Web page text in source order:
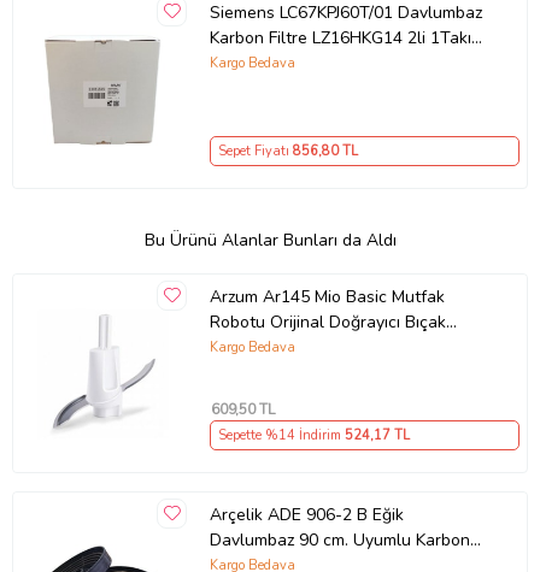
Siemens LC67KPJ60T/01 Davlumbaz
Karbon Filtre LZ16HKG14 2li 1Takım
Bacasız Aspiratör Kömür Filtresi
Kargo Bedava
Sepet Fiyatı 856,80 TL
Bu Ürünü Alanlar Bunları da Aldı
Arzum Ar145 Mio Basic Mutfak
Robotu Orijinal Doğrayıcı Bıçak
(448777114) Uyumlu
Kargo Bedava
609,50 TL
Sepette %14 İndirim 524,17 TL
Arçelik ADE 906-2 B Eğik
Davlumbaz 90 cm. Uyumlu Karbon
Filtre 7705331102
Kargo Bedava